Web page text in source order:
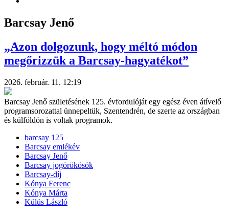
Barcsay Jenő
„Azon dolgozunk, hogy méltó módon
megőrizzük a Barcsay-hagyatékot”
2026. február. 11. 12:19
Barcsay Jenő születésének 125. évfordulóját egy egész éven átívelő
programsorozattal ünnepeltük, Szentendrén, de szerte az országban
és külföldön is voltak programok.
barcsay 125
Barcsay emlékév
Barcsay Jenő
Barcsay jogörökösök
Barcsay-díj
Kónya Ferenc
Kónya Márta
Külüs László